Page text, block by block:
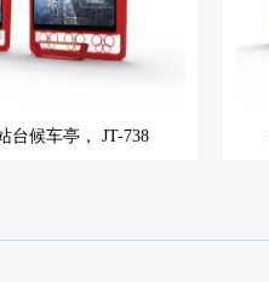
台候车亭， JT-738